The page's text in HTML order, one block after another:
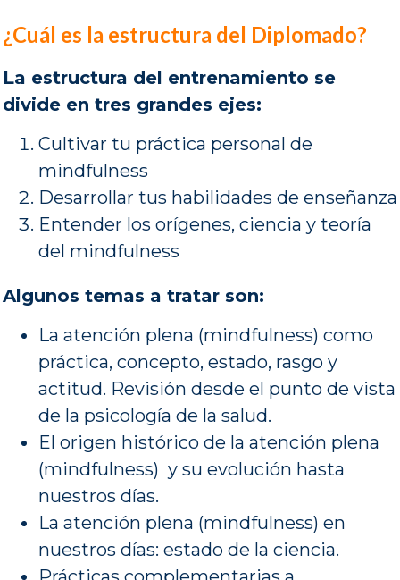
¿Cuál es la estructura del Diplomado?
La estructura del entrenamiento se
divide en tres grandes ejes:
Cultivar tu práctica personal de
mindfulness
Desarrollar tus habilidades de enseñanza
Entender los orígenes, ciencia y teoría
del mindfulness
Algunos temas a tratar son:
La atención plena (mindfulness) como
práctica, concepto, estado, rasgo y
actitud. Revisión desde el punto de vista
de la psicología de la salud.
El origen histórico de la atención plena
(mindfulness) y su evolución hasta
nuestros días.
La atención plena (mindfulness) en
nuestros días: estado de la ciencia.